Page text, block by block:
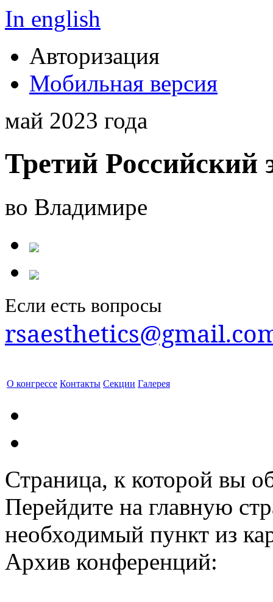
In english
Авторизация
Мобильная версия
май 2023 года
Третий Российский
во Владимире
Если есть вопросы
О конгрессе Контакты Секции Галерея
Страница, к которой вы
Перейдите на главную
необходимый пункт из
Архив конференций: